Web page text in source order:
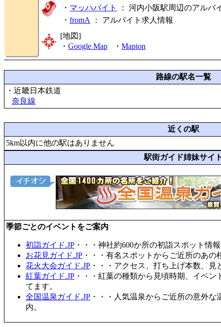
・ マッハバイト
： 河内小阪駅周辺のアルバ
・ fromA ： アルバイト求人情報
[地図]
・ Google Map ・ Mapion
路線の駅名一覧
・近畿日本鉄道
奈良線
近くの駅
5km以内に他の駅はありません
駅街ガイド姉妹サイ
季節ごとのイベントをご案内
初詣ガイド.JP ・・・神社約600か所の初詣スポット情
お花見ガイド.JP ・・・有名スポットからご近所のあ
花火大会ガイド.JP ・・・アクセス、打ち上げ本数、
紅葉ガイド.JP ・・・紅葉の種類から見頃時期、イベ
てます。
全国温泉ガイド.JP ・・・人気温泉からご近所の意外
内。